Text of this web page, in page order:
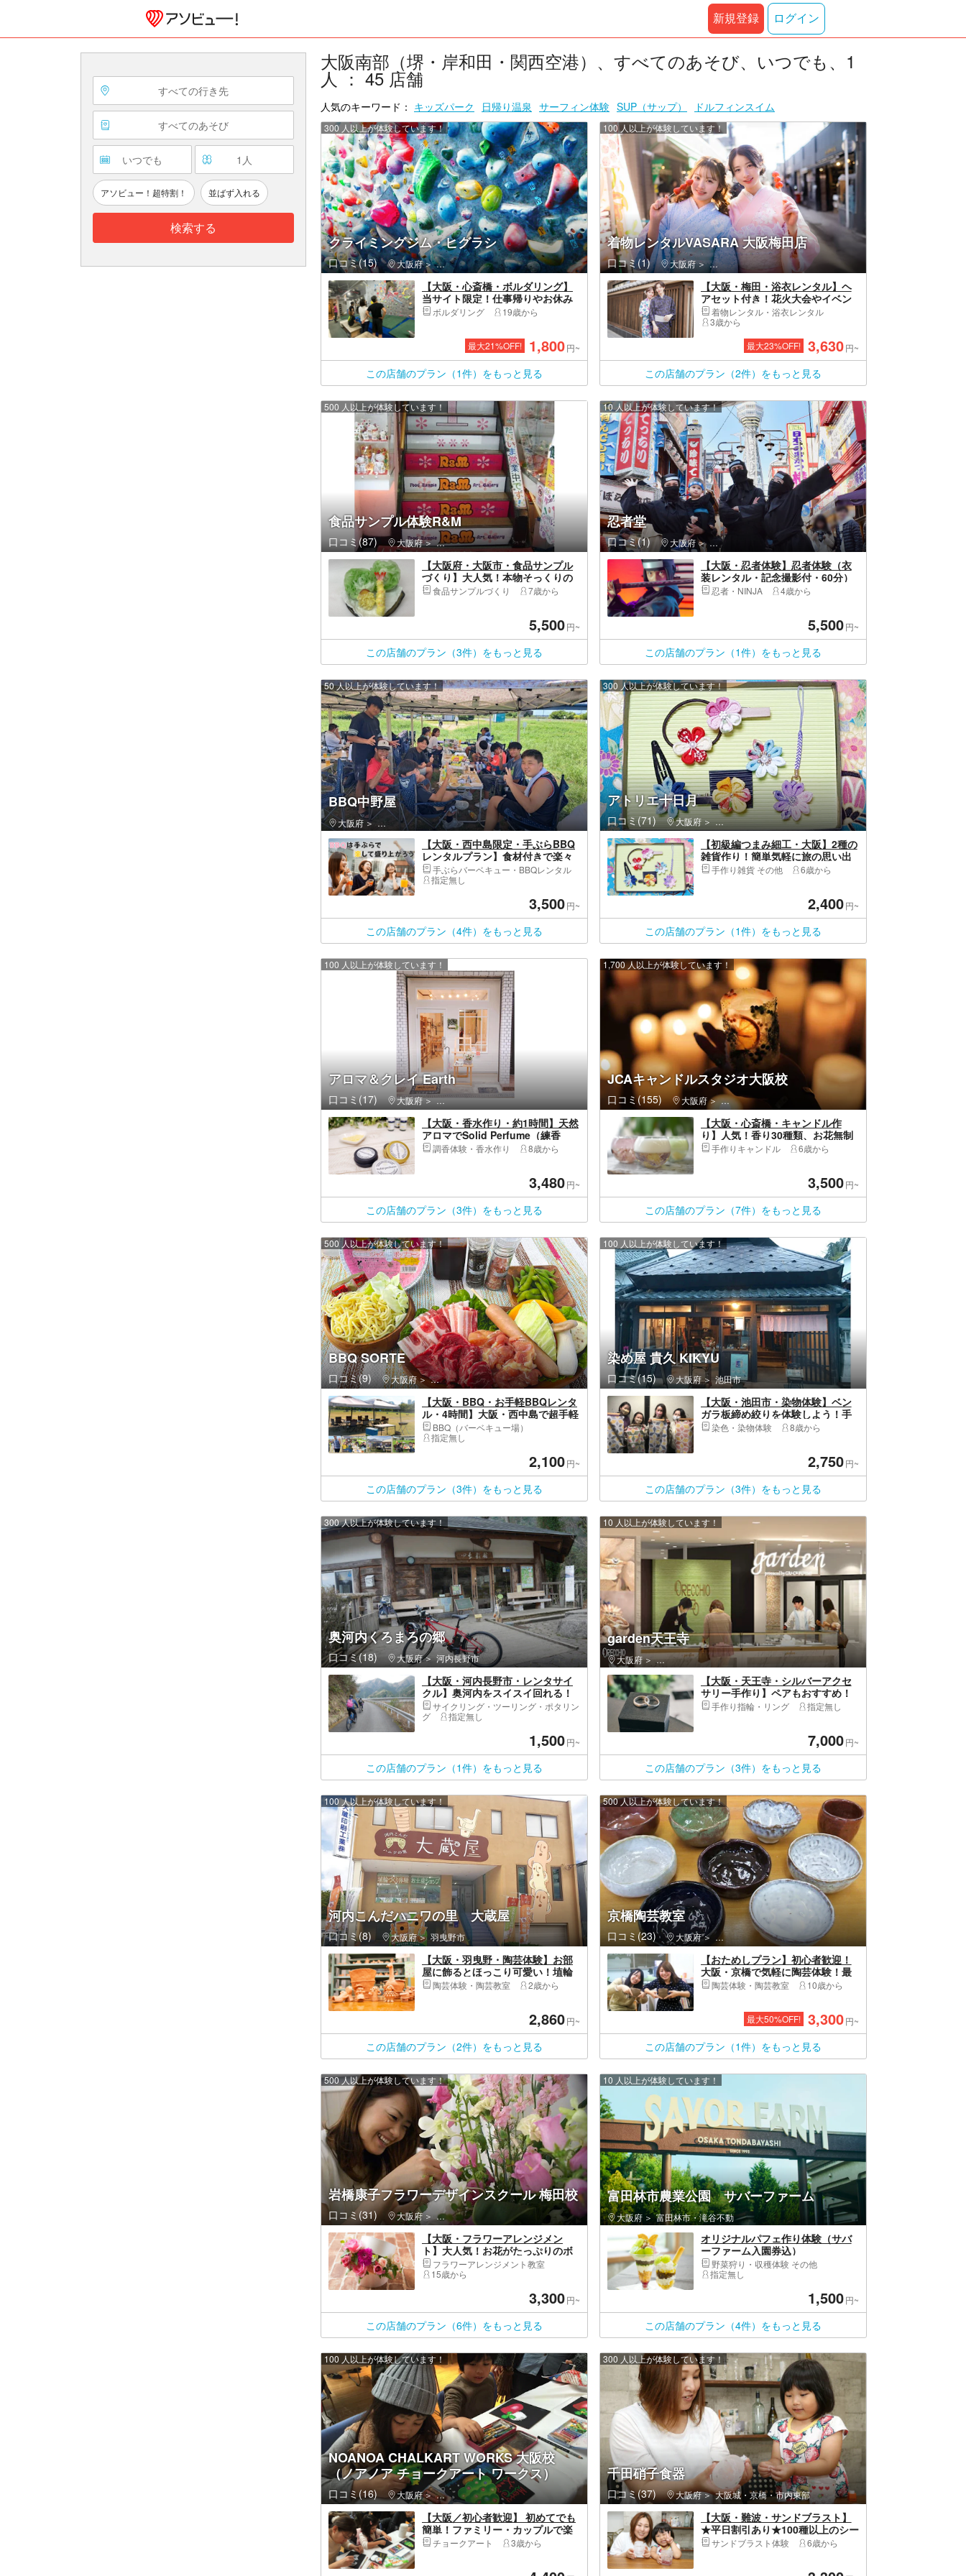
新規登録 ログイン
すべての行き先
すべてのあそび
いつでも 1 人
アソビュー！超特割！ 並ばず入れる
検索する
大阪南部（堺・岸和田・関西空港）、すべてのあそび、いつでも、1
人 ： 45 店舗
人気のキーワード： キッズパーク 日帰り温泉 サーフィン体験 SUP（サップ） ドルフィンスイム
クライミングジム・ヒグラシ
口コミ(15) 大阪府 中央区（大阪市）・大阪城公園・天満橋・道頓堀・アメリカ村
300 人以上が体験しています！
【大阪・心斎橋・ボルダリング】
当サイト限定！仕事帰りやお休み
の日、いつでも利用できる2時間限
長堀橋駅から徒歩5分]
ボルダリング 19歳から
最大21%OFF! 1,800円~
この店舗のプラン（1件）をもっと見る
着物レンタルVASARA 大阪梅田店
口コミ(1) 大阪府 福島区（大阪市）・野田・淀川
100 人以上が体験しています！
【大阪・梅田・浴衣レンタル】ヘ
アセット付き！花火大会やイベン
トにも！浴衣一式レンタル＆着付
けプラン！
着物レンタル・浴衣レンタル
3歳から
最大23%OFF! 3,630円~
この店舗のプラン（2件）をもっと見る
食品サンプル体験R&M
口コミ(87) 大阪府 中央区（大阪市）・大阪城公園・天満橋・道頓堀・アメリカ村
500 人以上が体験しています！
【大阪府・大阪市・食品サンプル
づくり】大人気！本物そっくりの
天ぷら＆レタス制作
食品サンプルづくり 7歳から
5,500円~
この店舗のプラン（3件）をもっと見る
忍者堂
口コミ(1) 大阪府 浪速区（大阪市）・通天閣・新世界・新今宮
10 人以上が体験しています！
【大阪・忍者体験】忍者体験（衣
装レンタル・記念撮影付・60分）
忍者・NINJA 4歳から
5,500円~
この店舗のプラン（1件）をもっと見る
BBQ中野屋
大阪府 淀川区（大阪市）・西中島南方・塚本
50 人以上が体験しています！
【大阪・西中島限定・手ぶらBBQ
レンタルプラン】食材付きで楽々
手ぶらでバーベキューを楽しめま
す（BBQ中野屋）
手ぶらバーベキュー・BBQレンタル
指定無し
3,500円~
この店舗のプラン（4件）をもっと見る
アトリエ十日月
口コミ(71) 大阪府 淀川区（大阪市）・西中島南方・塚本
300 人以上が体験しています！
【初級編つまみ細工・大阪】2種の
雑貨作り！簡単気軽に旅の思い出
つくり♪
手作り雑貨 その他 6歳から
2,400円~
この店舗のプラン（1件）をもっと見る
アロマ＆クレイ Earth
口コミ(17) 大阪府 天王寺区（大阪市）・上本町・玉造
100 人以上が体験しています！
【大阪・香水作り・約1時間】天然
アロマでSolid Perfume（練香
水）作ろう♪用途や好みで香りを選
女性グループやカップルに人気で
す♪
調香体験・香水作り 8歳から
3,480円~
この店舗のプラン（3件）をもっと見る
JCAキャンドルスタジオ大阪校
口コミ(155) 大阪府 中央区（大阪市）・大阪城公園・天満橋・道頓堀・アメリカ村
1,700 人以上が体験しています！
【大阪・心斎橋・キャンドル作
り】人気！香り30種類、お花無制
限☆3タイプから選べるグラス入り
手作りキャンドル 6歳から
3,500円~
この店舗のプラン（7件）をもっと見る
BBQ SORTE
口コミ(9) 大阪府 淀川区（大阪市）・西中島南方・塚本
500 人以上が体験しています！
【大阪・BBQ・お手軽BBQレンタ
ル・4時間】大阪・西中島で超手軽
なBBQレンタルなら（機材のみレ
ンタル食材なし）＜BBQ SORTE
BBQ（バーベキュー場）
指定無し
2,100円~
この店舗のプラン（3件）をもっと見る
染め屋 貴久 KIKYU
口コミ(15) 大阪府 池田市
100 人以上が体験しています！
【大阪・池田市・染物体験】ベン
ガラ板締め絞りを体験しよう！手
ぬぐい1枚
染色・染物体験 8歳から
2,750円~
この店舗のプラン（3件）をもっと見る
奥河内くろまろの郷
口コミ(18) 大阪府 河内長野市
300 人以上が体験しています！
【大阪・河内長野市・レンタサイ
クル】奥河内をスイスイ回れる！
（電動アシスト）
サイクリング・ツーリング・ポタリン
グ
指定無し
1,500円~
この店舗のプラン（1件）をもっと見る
garden天王寺
大阪府 天王寺区（大阪市）・上本町・玉造
10 人以上が体験しています！
【大阪・天王寺・シルバーアクセ
サリー手作り】ペアもおすすめ！
シルバーリング制作体験プラン
手作り指輪・リング 指定無し
7,000円~
この店舗のプラン（3件）をもっと見る
河内こんだハニワの里 大蔵屋
口コミ(8) 大阪府 羽曳野市
100 人以上が体験しています！
【大阪・羽曳野・陶芸体験】お部
屋に飾るとほっこり可愛い！埴輪
づくり体験（1個）
陶芸体験・陶芸教室 2歳から
2,860円~
この店舗のプラン（2件）をもっと見る
京橋陶芸教室
口コミ(23) 大阪府 旭区（大阪市）・関目高殿・千林大宮・城北公園
500 人以上が体験しています！
【おためしプラン】初心者歓迎！
大阪・京橋で気軽に陶芸体験！最
寄り駅より徒歩1分
陶芸体験・陶芸教室 10歳から
最大50%OFF! 3,300円~
この店舗のプラン（1件）をもっと見る
岩橋康子フラワーデザインスクール 梅田校
口コミ(31) 大阪府 北区（大阪市）・北新地・中之島・大阪天満宮・中津
500 人以上が体験しています！
【大阪・フラワーアレンジメン
ト】大人気！お花がたっぷりのボ
ックスフラワー体験
フラワーアレンジメント教室
15歳から
3,300円~
この店舗のプラン（6件）をもっと見る
富田林市農業公園 サバーファーム
大阪府 富田林市・滝谷不動
10 人以上が体験しています！
オリジナルパフェ作り体験（サバ
ーファーム入園券込）
野菜狩り・収穫体験 その他
指定無し
1,500円~
この店舗のプラン（4件）をもっと見る
NOANOA CHALKART WORKS 大阪校
（ノアノア チョークアート ワークス）
口コミ(16) 大阪府 豊中市・伊丹空港・千里中央・緑地公園
100 人以上が体験しています！
【大阪／初心者歓迎】 初めてでも
簡単！ファミリー・カップルで楽
しむアート体験｜飾れるメッセー
チョークアート 3歳から
千田硝子食器
口コミ(37) 大阪府 大阪城・京橋・市内東部
300 人以上が体験しています！
【大阪・難波・サンドブラスト】
★平日割引あり★100種以上のシー
ルから選べる！グラスアート体験
サンドブラスト体験 6歳から